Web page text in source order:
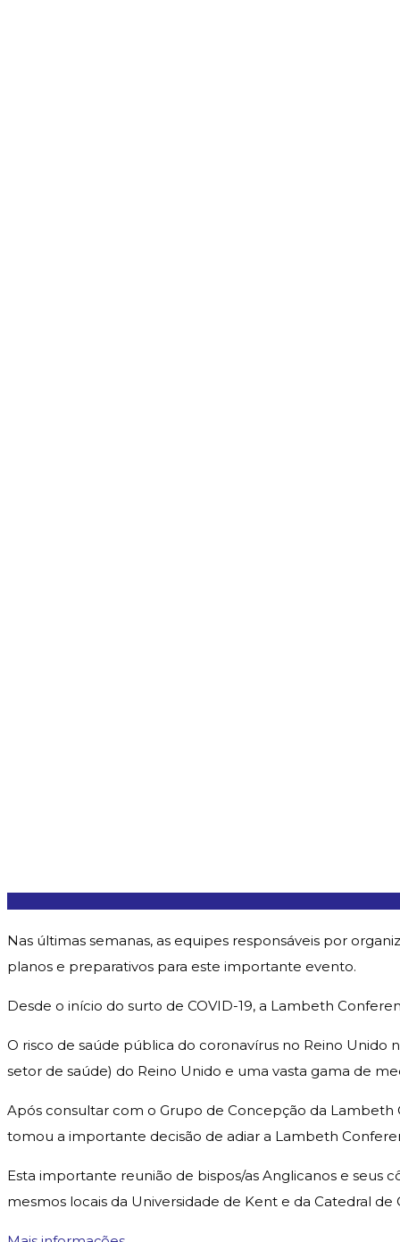
Nas últimas semanas, as equipes responsáveis por
planos e preparativos para este importante evento.
Desde o início do surto de COVID-19, a Lambeth
O risco de saúde pública do coronavírus no Reino Unido
setor de saúde) do Reino Unido e uma vasta gama de
Após consultar com o Grupo de Concepção da
tomou a importante decisão de adiar a Lambeth
Esta importante reunião de bispos/as Anglicanos e seus
mesmos locais da Universidade de Kent e da Catedral